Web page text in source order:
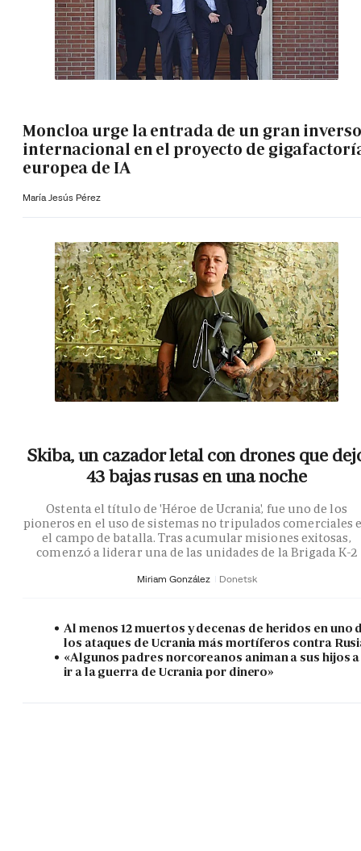
Moncloa urge la entrada de un gran
internacional en el proyecto de
europea de IA
María Jesús Pérez
Skiba, un cazador letal con drones que
43 bajas rusas en una noche
Ostenta el título de 'Héroe de Ucrania', fue uno de los
pioneros en el uso de sistemas no tripulados comerciales
el campo de batalla. Tras acumular misiones exitosas,
comenzó a liderar una de las unidades de la Brigada K-2
Miriam González Donetsk
Al menos 12 muertos y decenas de heridos en uno
los ataques de Ucrania más mortíferos contra
«Algunos padres norcoreanos animan a sus hijos a
ir a la guerra de Ucrania por dinero»